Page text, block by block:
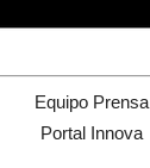
Equipo Prensa
Portal Innova